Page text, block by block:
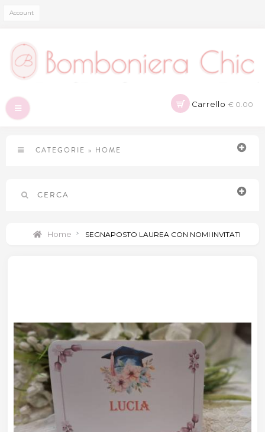
Account
Carrello € 0.00
Navigazione
Toggle
CATEGORIE » HOME
CERCA
Home > SEGNAPOSTO LAUREA CON NOMI INVITATI